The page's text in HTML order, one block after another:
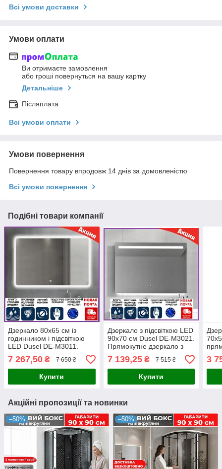
Всі умови доставки
Умови оплати
Ви отримаєте замовлення
або гроші повернуться на вашу картку
Детальніше
Післяплата
Всі умови оплати
Умови повернення
Повернення товару впродовж 14 днів за домовленістю
Всі умови повернення
Подібні товари компанії
Дзеркало 80х65 см із
годинником і підсвіткою
LED Dusel DE-M3011.
Дзеркало для ванної
кімнати з
антизапотіванням
7 267,50 ₴ 7 650 ₴
Купити
Дзеркало з підсвіткою LED
90х70 см Dusel DE-M3021.
Прямокутне дзеркало з
антизапотіванням для
ванних кімнат
7 139,25₴ 7 515 ₴
Купити
3
Акційні пропозиції та новинки
–50% –50%